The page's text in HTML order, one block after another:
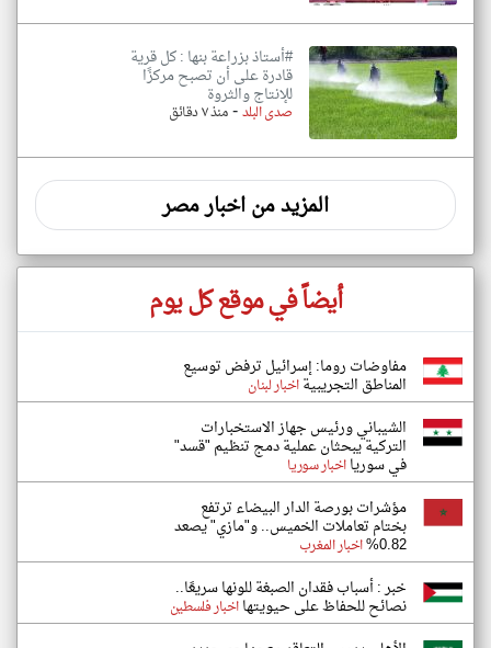
#أستاذ بزراعة بنها : كل قرية
قادرة على أن تصبح مركزًا
للإنتاج والثروة
صدى البلد-منذ ٧ دقائق
المزيد من اخبار مصر
أيضاً في موقع كل يوم
مفاوضات روما: إسرائيل ترفض توسيع
المناطق التجريبيةاخبار لبنان
الشيباني ورئيس جهاز الاستخبارات
التركية يبحثان عملية دمج تنظيم "قسد"
في سوريااخبار سوريا
مؤشرات بورصة الدار البيضاء ترتفع
بختام تعاملات الخميس.. و"مازي" يصعد
0.82% اخبار المغرب
خبر : أسباب فقدان الصبغة للونها سريعًا..
نصائح للحفاظ على حيويتهااخبار فلسطين